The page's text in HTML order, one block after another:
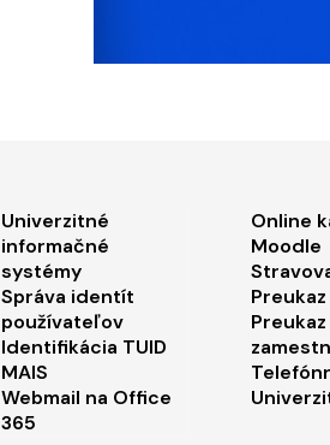
Footer menu 1
Univerzitné
informačné
systémy
Správa identít
používateľov
Identifikácia TUID
MAIS
Webmail na Office
365
Online
Moodle
Preukaz